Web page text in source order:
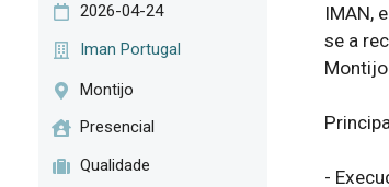
2026-04-24
Iman Portugal
Montijo
Presencial
Qualidade
IMAN,
se a
-